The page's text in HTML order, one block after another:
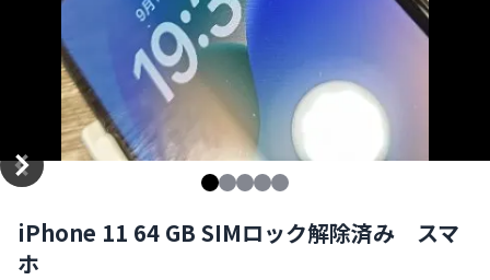
iPhone 11 64 GB SIMロック解除済み スマ
ホ